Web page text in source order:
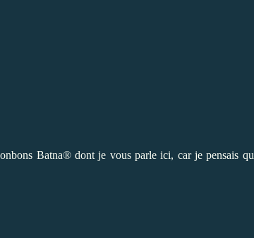
Batna® dont je vous parle ici, car je pensais